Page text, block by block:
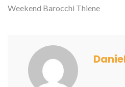
Weekend Barocchi Thiene